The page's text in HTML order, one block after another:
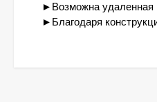
►Возможна удаленная
►Благодаря